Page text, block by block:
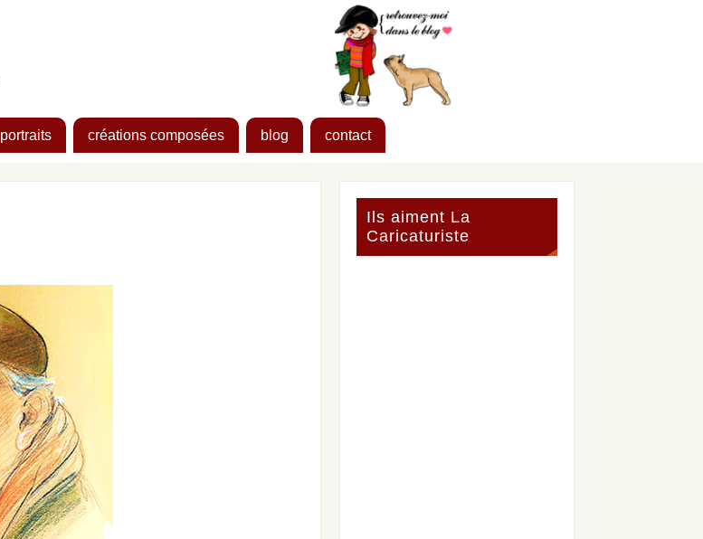
portraits créations composées blog contact
Ils aiment La
Caricaturiste